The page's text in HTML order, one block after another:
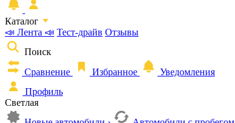
Каталог
📣 Лента 📣 Тест-драйв Отзывы
Поиск
Сравнение
Избранное
Уведомления
Профиль
Светлая